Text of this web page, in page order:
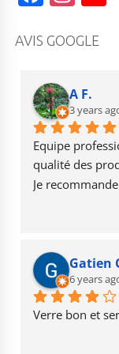
c
b
o
o
k
a
r
a
m
AVIS GOOGLE
A F.
3 years
Equipe
qualité des
Je
Gatien
6 years
Verre bon et